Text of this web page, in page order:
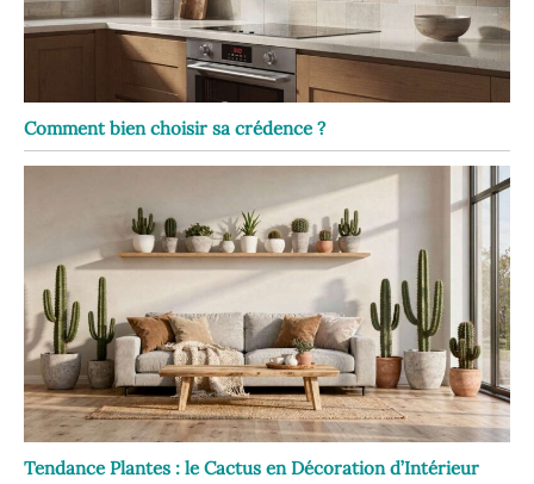
Comment bien choisir sa crédence ?
Tendance Plantes : le Cactus en Décoration d’Intérieur